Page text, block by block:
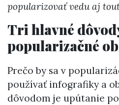
popularizovať vedu aj
Tri hlavné
popularizačné
Prečo by sa v
používať infografiky a
dôvodom je upútanie